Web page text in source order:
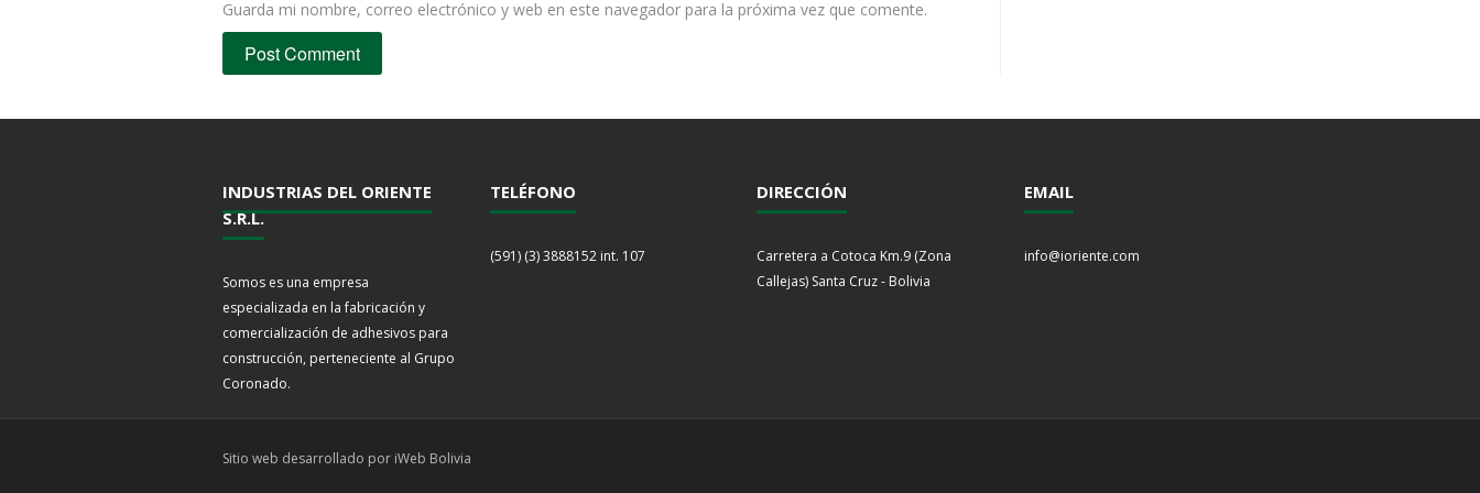
Guarda mi nombre, correo electrónico y web en este navegador para la próxima vez que comente.
INDUSTRIAS DEL ORIENTE
S.R.L.
Somos es una empresa
especializada en la fabricación y
comercialización de adhesivos para
construcción, perteneciente al Grupo
Coronado.
TELÉFONO
(591) (3) 3888152 int. 107
DIRECCIÓN
Carretera a Cotoca Km.9 (Zona
Callejas) Santa Cruz - Bolivia
EMAIL
info@ioriente.com
Sitio web desarrollado por iWeb Bolivia